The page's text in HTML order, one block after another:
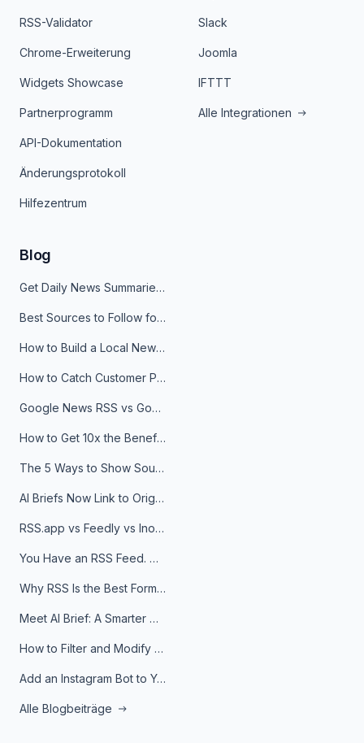
RSS-Validator
Chrome-Erweiterung
Widgets Showcase
Partnerprogramm
API-Dokumentation
Änderungsprotokoll
Hilfezentrum
Slack
Joomla
IFTTT
Alle Integrationen
Blog
Get Daily News Summaries About Any Topic in Telegram, Discord, Slack, and Email
Best Sources to Follow for Crypto News in Your Reader (2026)
How to Build a Local News Hub That Updates Itself
How to Catch Customer Problems Before They Become Support Tickets
Google News RSS vs Google Alerts: Which Is Better for News Monitoring?
How to Get 10x the Benefits of Google Alerts
The 5 Ways to Show Sources in Your AI Brief, And When to Use Each
AI Briefs Now Link to Original Sources. Here's Why It Matters
RSS.app vs Feedly vs Inoreader: Which One Is Actually Right for You?
You Have an RSS Feed. Now What?
Why RSS Is the Best Format for AI Agents in 2026
Meet AI Brief: A Smarter Way to Stay on Top of Information
How to Filter and Modify RSS Feeds
Add an Instagram Bot to Your Telegram Channel, Group, or Topic
Alle Blogbeiträge